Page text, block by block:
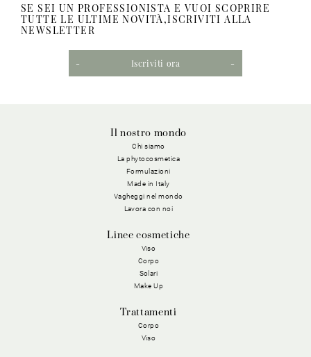
SE SEI UN PROFESSIONISTA E VUOI SCOPRIRE
TUTTE LE ULTIME NOVITÀ,ISCRIVITI ALLA
NEWSLETTER
Iscriviti ora
Il nostro mondo
Chi siamo
La phytocosmetica
Formulazioni
Made in Italy
Vagheggi nel mondo
Lavora con noi
Linee cosmetiche
Viso
Corpo
Solari
Make Up
Trattamenti
Corpo
Viso